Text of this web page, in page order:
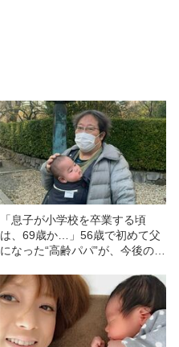
「息子が小学校を卒業する頃
は、69歳か…」56歳で初めて父
になった“高齢パパ”が、今後の育